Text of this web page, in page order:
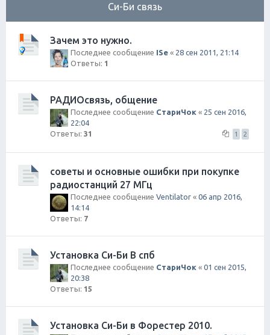
Си-Би связь
Зачем это нужно.
Последнее сообщение ISe « 28 сен 2011, 21:14
Ответы: 1
РАДИОсвязь, общение
Последнее сообщение СтариЧок « 25 сен 2016,
22:04
Ответы: 31 1 2
советы и основные ошибки при покупке
радиостанций 27 МГц
Последнее сообщение Ventilator « 06 апр 2016,
14:14
Ответы: 7
Установка Си-Би В спб
Последнее сообщение СтариЧок « 01 сен 2015,
20:38
Ответы: 15
Установка Си-Би в Форестер 2010.